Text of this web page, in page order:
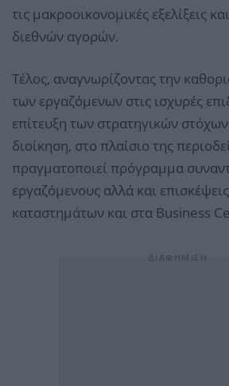
τις μακροοικονομικές εξελίξεις
διεθνών αγορών.
Τέλος, αναγνωρίζοντας την
των εργαζόμενων στις ισχυρές
επίτευξη των στρατηγικών
διοίκηση, στο πλαίσιο της
πραγματοποιεί πρόγραμμα
εργαζόμενους αλλά και
καταστημάτων και στα Business